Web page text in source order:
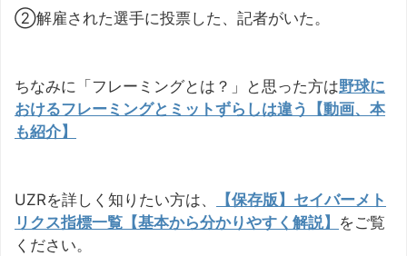
②解雇された選手に投票した、記者がいた。
ちなみに「フレーミングとは？」と思った方は野球に
おけるフレーミングとミットずらしは違う【動画、本
も紹介】
UZRを詳しく知りたい方は、
【保存版】セイバーメト
リクス指標一覧【基本から分かりやすく解説】 をご覧
ください。